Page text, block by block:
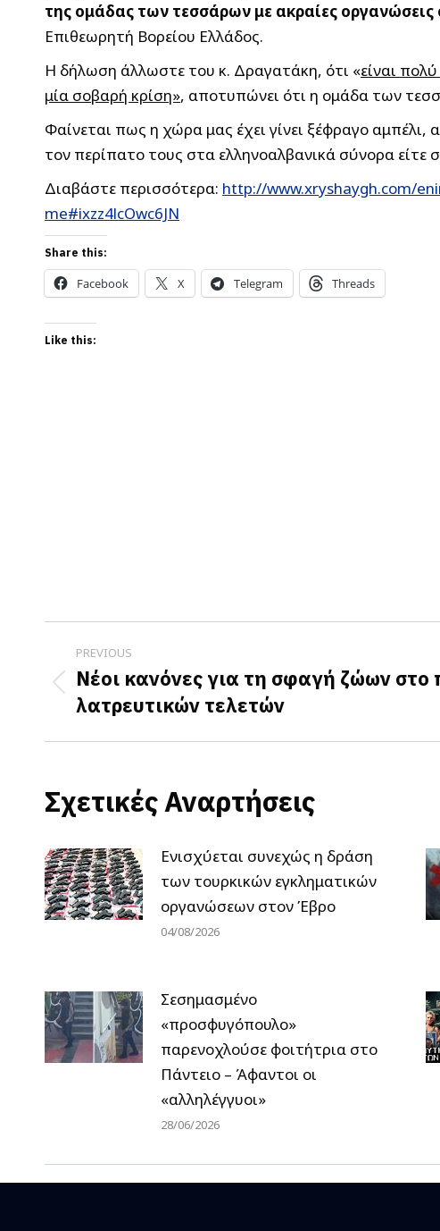
της ομάδας των τεσσάρων με ακραίες οργανώσεις
Επιθεωρητή Βορείου Ελλάδος.
Η δήλωση άλλωστε του κ. Δραγατάκη, ότι «είναι
μία σοβαρή κρίση», αποτυπώνει ότι η ομάδα των
Φαίνεται πως η χώρα μας έχει γίνει ξέφραγο
τον περίπατο τους στα ελληνοαλβανικά σύνορα είτε
Διαβάστε περισσότερα: http://www.xryshaygh.com/
me#ixzz4lcOwc6JN
Share this:
Facebook X Telegram Threads
Like this:
Post
navigation
PREVIOUS
Previous
post:
Νέοι κανόνες για τη σφαγή ζώων στο
λατρευτικών τελετών
Σχετικές Αναρτήσεις
Ενισχύεται συνεχώς η δράση
των τουρκικών εγκληματικών
οργανώσεων στον Έβρο
04/08/2026
Σεσημασμένο
«προσφυγόπουλο»
παρενοχλούσε φοιτήτρια στο
Πάντειο – Άφαντοι οι
«αλληλέγγυοι»
28/06/2026